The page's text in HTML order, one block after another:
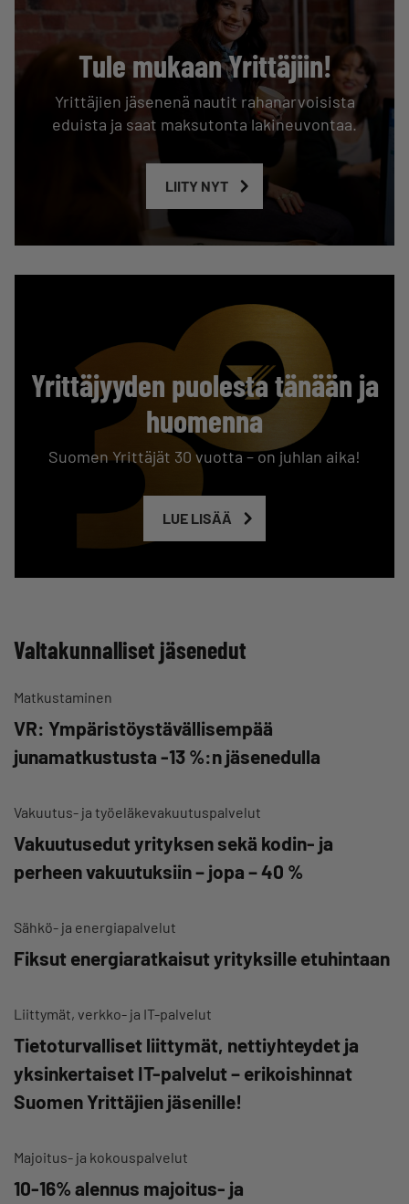
Tule mukaan Yrittäjiin!
Yrittäjien jäsenenä nautit rahanarvoisista
eduista ja saat maksutonta lakineuvontaa.
LIITY NYT
Yrittäjyyden puolesta tänään ja
huomenna
Suomen Yrittäjät 30 vuotta – on juhlan aika!
LUE LISÄÄ
Valtakunnalliset jäsenedut
Matkustaminen
VR: Ympäristöystävällisempää
junamatkustusta -13 %:n jäsenedulla
Vakuutus- ja työeläkevakuutuspalvelut
Vakuutusedut yrityksen sekä kodin- ja
perheen vakuutuksiin – jopa – 40 %
Sähkö- ja energiapalvelut
Fiksut energiaratkaisut yrityksille etuhintaan
Liittymät, verkko- ja IT-palvelut
Tietoturvalliset liittymät, nettiyhteydet ja
yksinkertaiset IT-palvelut – erikoishinnat
Suomen Yrittäjien jäsenille!
Majoitus- ja kokouspalvelut
10-16% alennus majoitus- ja